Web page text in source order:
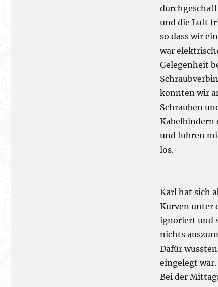
und die Luft
so dass wir
war
Gelegenheit
konnten wir
Schrauben
Kabelbindern
und fuhren
los.
Karl hat sich
Kurven unter
ignoriert und
nichts
Dafür
eingelegt war.
Bei der